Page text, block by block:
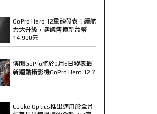
GoPro Hero 12重磅發表！續航
力大升級，建議售價新台幣
14,900元
傳聞GoPro將於9月6日發表最
新運動攝影機GoPro Hero 12？
Cooke Optics推出適用於全片